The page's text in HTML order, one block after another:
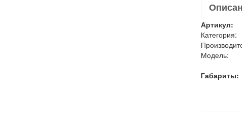
Артикул:
Категория:
Модель:
Габариты: